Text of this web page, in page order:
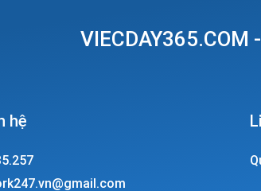
VIECDAY365.COM
hệ